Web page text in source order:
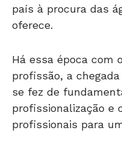
país à procura das
oferece.
Há essa época com
profissão, a
se fez de
profissionalização e
profissionais para